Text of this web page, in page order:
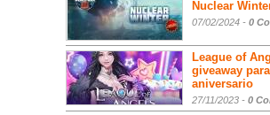
Nuclear
07/02/2024 - 0
League of
giveaway
aniversario
27/11/2023 - 0